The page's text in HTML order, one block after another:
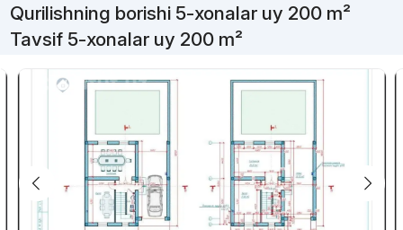
Qurilishning borishi 5-xonalar uy 200 m²
Tavsif 5-xonalar uy 200 m²